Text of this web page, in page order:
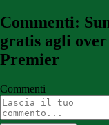
Commenti:
gratis agli
Premier
Commenti